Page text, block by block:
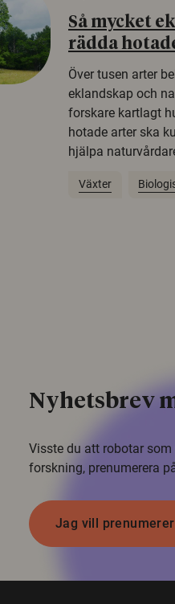
Så mycket
rädda
Över tusen arter
eklandskap och
forskare kartlagt
hotade arter ska
hjälpa
Växter
Nyhetsbrev
Visste du att robotar
forskning, prenumerera
Jag vill